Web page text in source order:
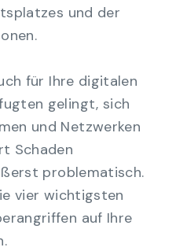
und der
für Ihre digitalen
gelingt, sich
und Netzwerken
Schaden
problematisch.
vier wichtigsten
auf Ihre